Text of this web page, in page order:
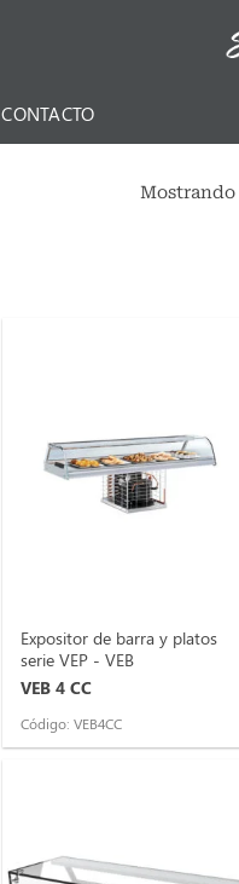
CONTACTO
Mostrando
Expositor de barra y platos
serie VEP - VEB
VEB 4 CC
Código: VEB4CC